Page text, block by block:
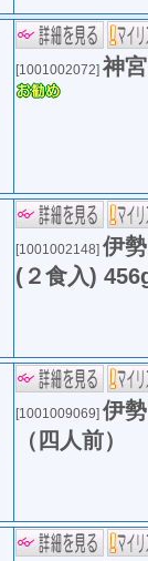
[1001002072]神
[1001002148] 伊
(２食入)
[1001009069] 伊
（四人前）